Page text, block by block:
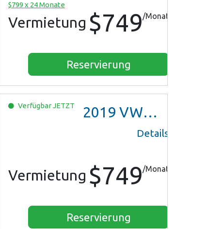
$799 x 24 Monate
Vermietung $749/Monat
Reservierung
VerfügbarJETZT 2019 VW Jetta
Details
Vermietung $749/Monat
Reservierung